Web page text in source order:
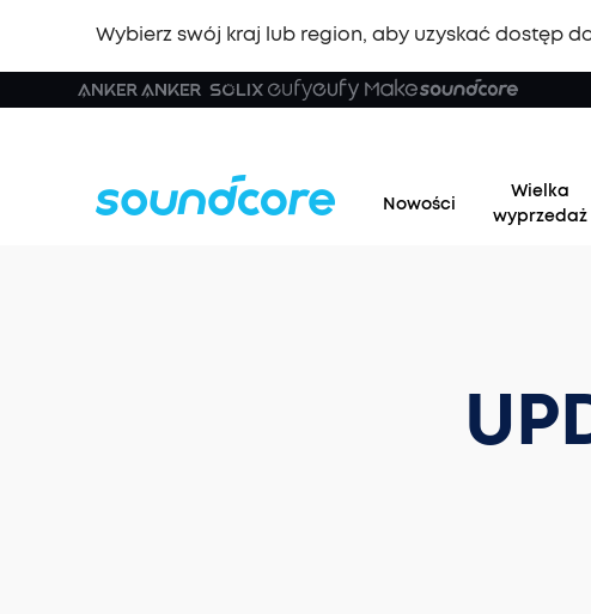
Wybierz swój kraj lub region, aby uzyskać dostęp
Nowości
Wielka
wyprzedaż